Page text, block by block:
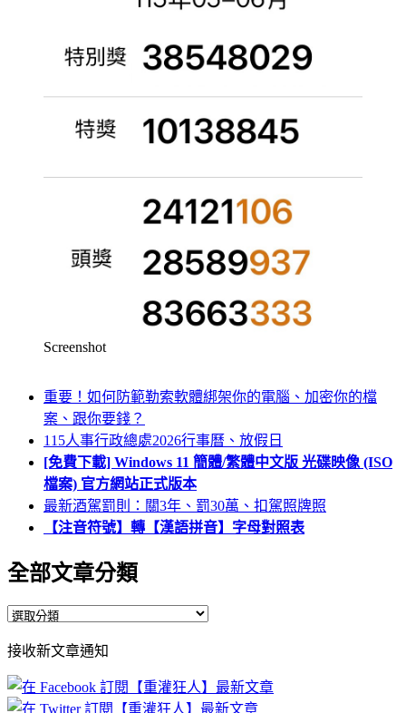
Screenshot
重要！如何防範勒索軟體綁架你的電腦、加密你的檔
案、跟你要錢？
115人事行政總處2026行事曆、放假日
[免費下載] Windows 11 簡體/繁體中文版 光碟映像 (ISO
檔案) 官方網站正式版本
最新酒駕罰則：關3年、罰30萬、扣駕照牌照
【注音符號】轉【漢語拼音】字母對照表
全部文章分類
全
文
章
分
接收新文章通知